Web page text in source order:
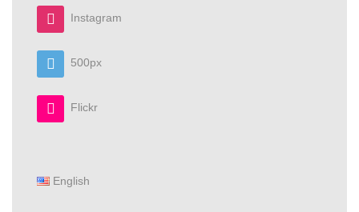
Instagram
500px
Flickr
English